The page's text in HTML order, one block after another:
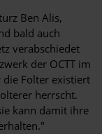
Ben Alis,
bald auch
verabschiedet
der OCTT im
die Folter existiert
herrscht.
kann damit ihre